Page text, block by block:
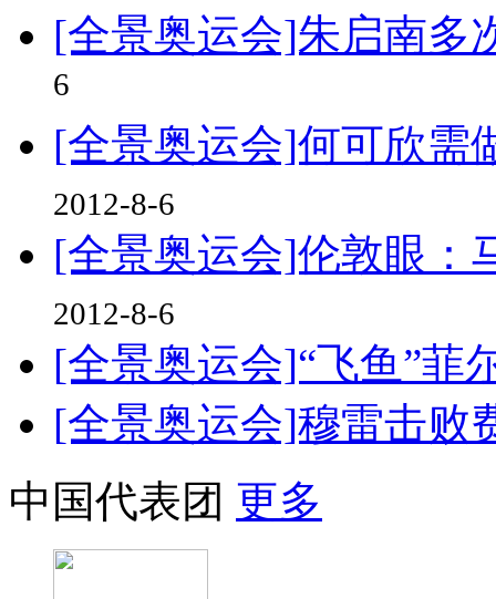
[全景奥运会]朱启南多
6
[全景奥运会]何可欣需
2012-8-6
[全景奥运会]伦敦眼：
2012-8-6
[全景奥运会]“飞鱼”菲
[全景奥运会]穆雷击败
中国代表团 更多